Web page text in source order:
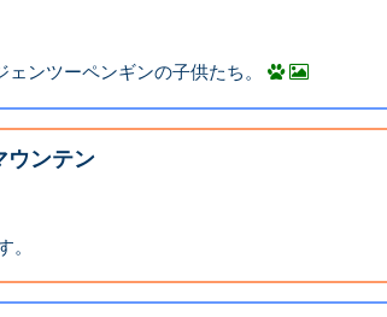
ンツーペンギンの子供たち。
ウンテン
。